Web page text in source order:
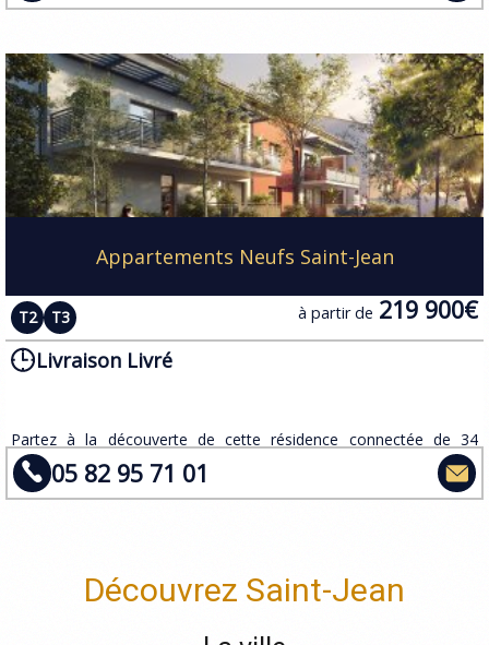
Appartements Neufs Saint-Jean
T2 T3 à partir de 219 900€
Livraison Livré
Partez à la découverte de cette résidence connectée de 34
logements neufs du T2 au T3 dans la commune de Saint-Jean, au
nord-est de Toulouse.
05 82 95 71 01
Découvrez Saint-Jean